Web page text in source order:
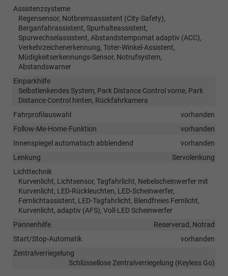
Assistenzsysteme
Regensensor, Notbremsassistent (City-Safety),
Berganfahrassistent, Spurhalteassistent,
Spurwechselassistent, Abstandstempomat adaptiv (ACC),
Verkehrzeichenerkennung, Toter-Winkel-Assistent,
Müdigkeitserkennungs-Sensor, Notrufsystem,
Abstandswarner
Einparkhilfe
Selbstlenkendes System, Park Distance Control vorne, Park
Distance Control hinten, Rückfahrkamera
Fahrprofilauswahl
vorhanden
Follow-Me-Home-Funktion
vorhanden
Innenspiegel automatisch abblendend
vorhanden
Lenkung
Servolenkung
Lichttechnik
Kurvenlicht, Lichtsensor, Tagfahrlicht, Nebelscheinwerfer mit
Kurvenlicht, LED-Rückleuchten, LED-Scheinwerfer,
Fernlichtassistent, LED-Tagfahrlicht, Blendfreies Fernlicht,
Kurvenlicht, adaptiv (AFS), Voll-LED Scheinwerfer
Pannenhilfe
Reserverad, Notrad
Start/Stop-Automatik
vorhanden
Zentralverriegelung
Schlüssellose Zentralverriegelung (Keyless Go)